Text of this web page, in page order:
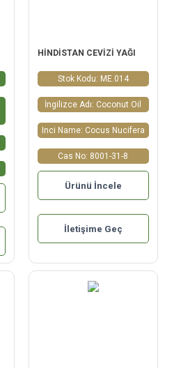
HİNDİSTAN CEVİZİ YAĞI
Stok Kodu: ME.014
İngilizce Adı: Coconut Oil
Inci Name: Cocus Nucifera
Cas No: 8001-31-8
Ürünü İncele
İletişime Geç